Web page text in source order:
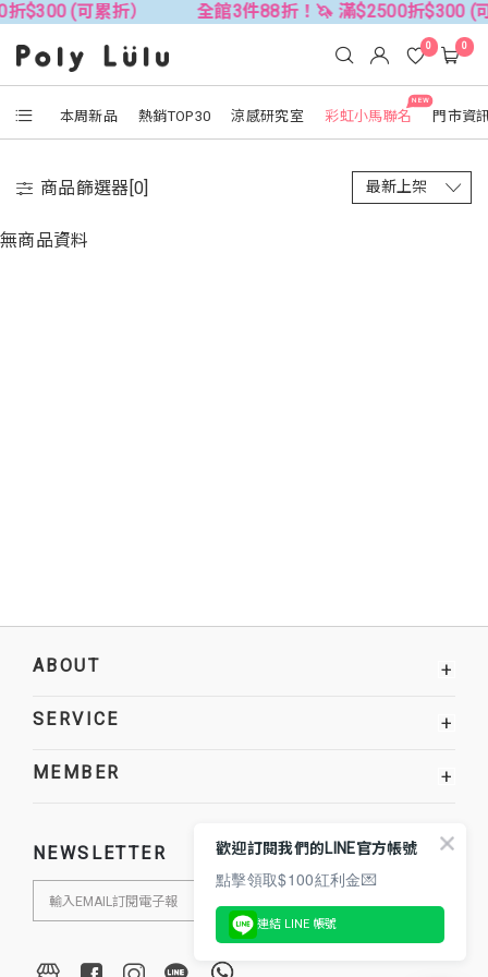
$300 (可累折） 全館3件88折！🦄 滿$2500折$300 (
本周新品 熱銷TOP30 涼感研究室
NEW
彩虹小馬聯名 門市資
0 0
商品篩選器[0]
無商品資料
ABOUT +
SERVICE +
MEMBER +
NEWSLETTER 歡迎訂閱我們的LINE官方帳號
點擊領取$100紅利金💌
連結 LINE 帳號